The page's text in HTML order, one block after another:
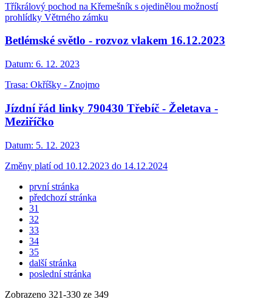
Tříkrálový pochod na Křemešník s ojedinělou možností
prohlídky Větrného zámku
Betlémské světlo - rozvoz vlakem 16.12.2023
Datum: 6. 12. 2023
Trasa: Okříšky - Znojmo
Jízdní řád linky 790430 Třebíč - Želetava -
Meziříčko
Datum: 5. 12. 2023
Změny platí od 10.12.2023 do 14.12.2024
první stránka
předchozí stránka
31
32
33
34
35
další stránka
poslední stránka
Zobrazeno 321-330 ze 349